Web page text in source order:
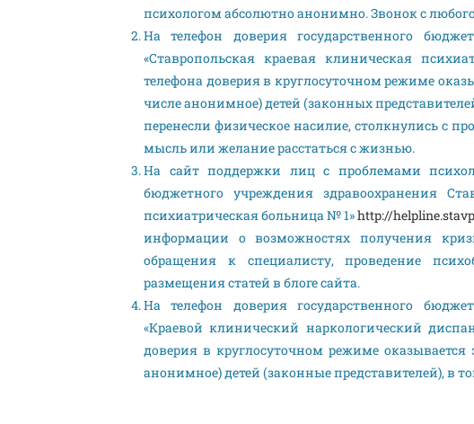
психологом абсолютно анонимно. Звонок с
На телефон доверия государственного
«Ставропольская краевая клиническая
телефона доверия в круглосуточном режиме
числе анонимное) детей (законных
перенесли физическое насилие, столкнулись с
мысль или желание расстаться с жизнью.
На сайт поддержки лиц с проблемами
бюджетного учреждения здравоохранения
психиатрическая больница № 1»http://
информации о возможностях получения
обращения к специалисту, проведение
размещения статей в блоге сайта.
На телефон доверия государственного
«Краевой клинический наркологический
доверия в круглосуточном режиме оказывается
анонимное) детей (законные представителей), в